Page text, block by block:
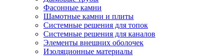
Фасонные камни
Шамотные камни и плиты
Системные решения для топок
Системные решения для каналов
Элементы внешних оболочек
Изоляционные материалы